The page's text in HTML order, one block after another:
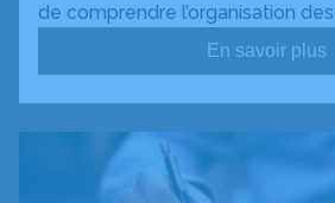
de comprendre l’organisation
En savoir plus